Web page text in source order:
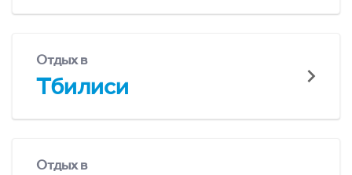
Отдых в
Тбилиси
Отдых в